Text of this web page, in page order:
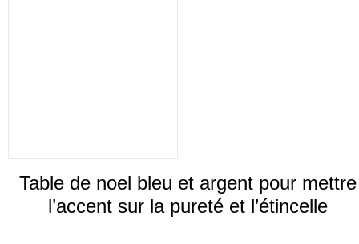
Table de noel bleu et argent pour mettre
l’accent sur la pureté et l’étincelle